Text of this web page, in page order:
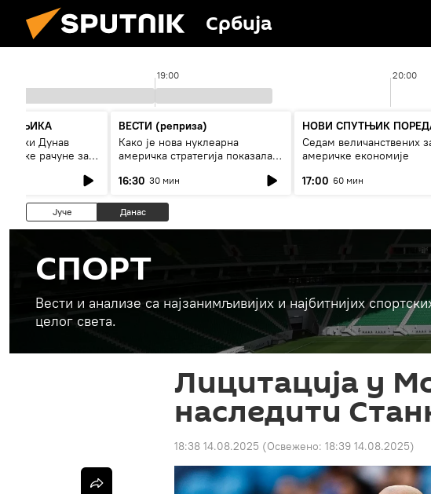
Србија
19:00 20:00
Дунав
рачуне за
ВЕСТИ (реприза)
Како је нова нуклеарна
америчка стратегија показала
16:30 30 мин
НОВИ СПУТЊИК
Седам величанствених
америчке економије
17:00 60 мин
Јуче Данас
СПОРТ
Вести и анализе са најзанимљивијих и најбитнијих
целог света.
Лицитација у
наследити
18:38 14.08.2025 (Освежено: 18:39 14.08.2025)